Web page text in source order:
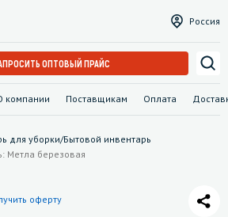
компании Поставщикам Оплата
Россия
ОПТОВЫЙ ПРАЙС
для уборки/Бытовой инвентарь
Метла березовая
оферту